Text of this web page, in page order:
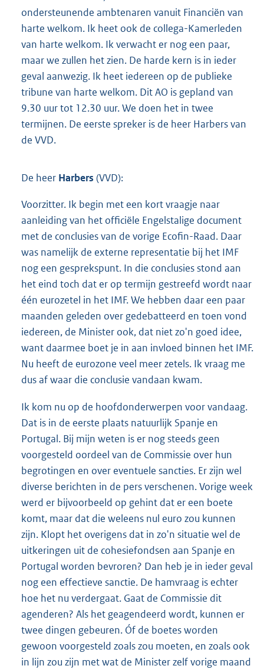
ondersteunende ambtenaren vanuit Financiën van
harte welkom. Ik heet ook de collega-Kamerleden
van harte welkom. Ik verwacht er nog een paar,
maar we zullen het zien. De harde kern is in ieder
geval aanwezig. Ik heet iedereen op de publieke
tribune van harte welkom. Dit AO is gepland van
9.30 uur tot 12.30 uur. We doen het in twee
termijnen. De eerste spreker is de heer Harbers van
de VVD.
De heer Harbers (VVD):
Voorzitter. Ik begin met een kort vraagje naar
aanleiding van het officiële Engelstalige document
met de conclusies van de vorige Ecofin-Raad. Daar
was namelijk de externe representatie bij het IMF
nog een gesprekspunt. In die conclusies stond aan
het eind toch dat er op termijn gestreefd wordt naar
één eurozetel in het IMF. We hebben daar een paar
maanden geleden over gedebatteerd en toen vond
iedereen, de Minister ook, dat niet zo'n goed idee,
want daarmee boet je in aan invloed binnen het IMF.
Nu heeft de eurozone veel meer zetels. Ik vraag me
dus af waar die conclusie vandaan kwam.
Ik kom nu op de hoofdonderwerpen voor vandaag.
Dat is in de eerste plaats natuurlijk Spanje en
Portugal. Bij mijn weten is er nog steeds geen
voorgesteld oordeel van de Commissie over hun
begrotingen en over eventuele sancties. Er zijn wel
diverse berichten in de pers verschenen. Vorige week
werd er bijvoorbeeld op gehint dat er een boete
komt, maar dat die weleens nul euro zou kunnen
zijn. Klopt het overigens dat in zo'n situatie wel de
uitkeringen uit de cohesiefondsen aan Spanje en
Portugal worden bevroren? Dan heb je in ieder geval
nog een effectieve sanctie. De hamvraag is echter
hoe het nu verdergaat. Gaat de Commissie dit
agenderen? Als het geagendeerd wordt, kunnen er
twee dingen gebeuren. Óf de boetes worden
gewoon voorgesteld zoals zou moeten, en zoals ook
in lijn zou zijn met wat de Minister zelf vorige maand